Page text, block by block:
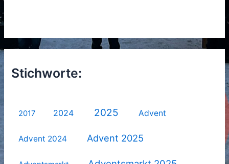
Stichworte:
2017 2024 2025 Advent
Advent 2024 Advent 2025